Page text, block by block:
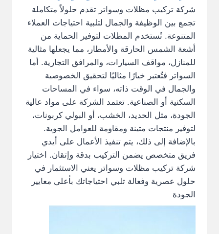
شركة تركيب مظلات وسواتر تقدم حلولاً متكاملة
تجمع بين الوظيفة والجمال لتلبية احتياجات العملاء
المتنوعة. تُستخدم المظلات لتوفير الحماية من
أشعة الشمس الحارقة والأمطار، مما يجعلها مثالية
للمنازل، مواقف السيارات، والمرافق التجارية. أما
السواتر فتُعتبر خيارًا مثاليًا لتحقيق الخصوصية
والجمال في الوقت ذاته، سواء في المساحات
السكنية أو الصناعية. تعتمد الشركة على مواد عالية
الجودة، مثل الحديد، الخشب، أو البولي كربونات،
لتوفير منتجات متينة ومقاومة للعوامل الجوية.
بالإضافة إلى ذلك، يتم تنفيذ الأعمال على أيدي
فريق متخصص يضمن التركيب بدقة وإتقان. اختيار
شركة تركيب مظلات وسواتر يعني الاستثمار في
حلول عصرية وفعالة تلبي احتياجاتك بأعلى معايير
الجودة